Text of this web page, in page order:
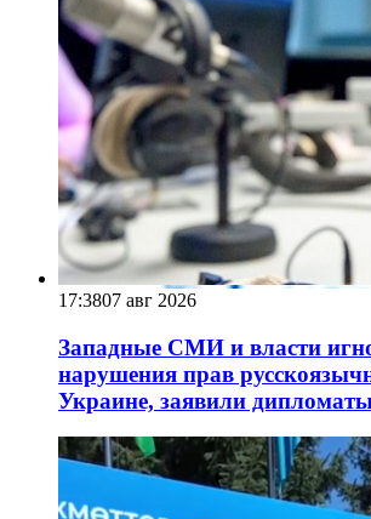
17:3807 авг 2026
Западные СМИ и власти
нарушения прав
Украине, заявили